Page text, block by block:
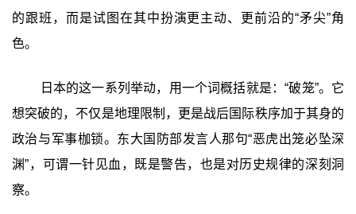
的跟班，而是试图在其中扮演更主动、更前沿的“矛尖”角
色。
日本的这一系列举动，用一个词概括就是：‍“破笼”‍。它
想突破的，不仅是地理限制，更是战后国际秩序加于其身的
政治与军事枷锁。东大国防部发言人那句“恶虎出笼必坠深
渊”，可谓一针见血，既是警告，也是对历史规律的深刻洞
察。